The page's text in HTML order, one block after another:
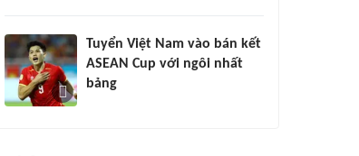
Tuyển Việt Nam vào bán kết
ASEAN Cup với ngôi nhất
bảng